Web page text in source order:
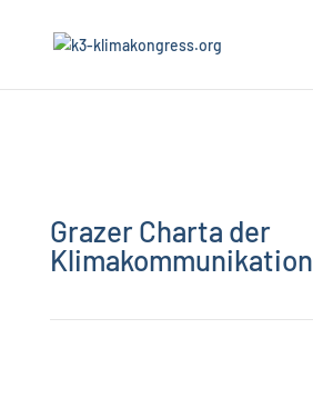
Grazer Charta der
Klimakommunikation